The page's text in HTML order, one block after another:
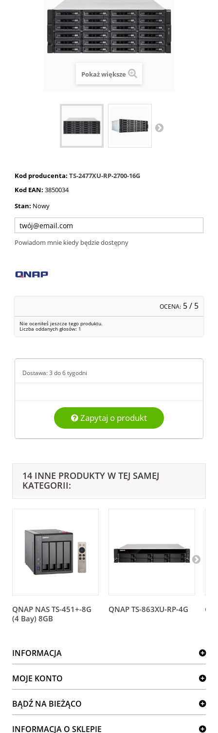
Pokaż większe
Kod producenta: TS-2477XU-RP-2700-16G
Kod EAN: 3850034
Stan: Nowy
Powiadom mnie kiedy będzie dostępny
OCENA: 5/ 5
Nie oceniłeś jeszcze tego produktu.
Liczba oddanych głosów: 1
Dostawa: 3 do 6 tygodni
Zapytaj o produkt
14 INNE PRODUKTY W TEJ SAMEJ
KATEGORII:
QNAP NAS TS-451+-8G
(4 Bay) 8GB
QNAP TS-863XU-RP-4G
INFORMACJA
MOJE KONTO
BĄDŹ NA BIEŻĄCO
INFORMACJA O SKLEPIE